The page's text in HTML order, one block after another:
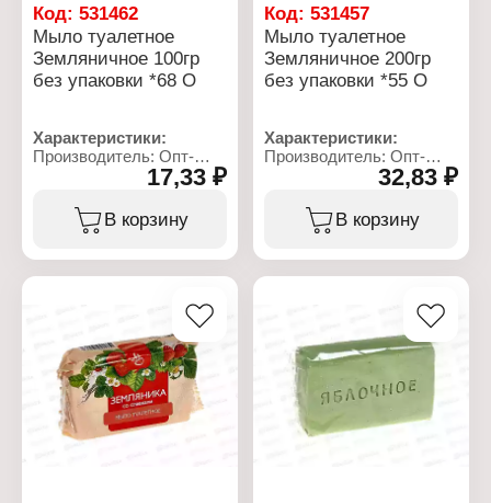
Код: 531462
Мыло туалетное
Земляничное 100гр
без упаковки *68 О
Характеристики:
Производитель: Опт-
Тип товара: Туалетное
Аромат: "Земляничное"
17,33 ₽
В корзину
Код:531457
Мыло туалетное
Земляничное 200гр
без упаковки *55 О
Характеристики:
Производитель: Опт-
Тип товара: Туалетное
мыло
Аромат: "Земляничное"
32,83 ₽
В корзину